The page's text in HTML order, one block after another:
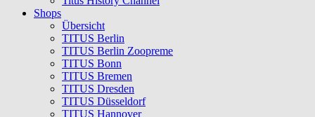
Shops
Übersicht
TITUS Berlin
TITUS Berlin Zoopreme
TITUS Bonn
TITUS Bremen
TITUS Dresden
TITUS Düsseldorf
TITUS Hannover